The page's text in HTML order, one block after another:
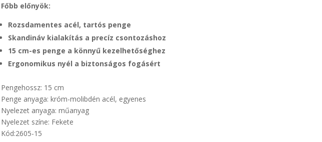
Főbb előnyök:
Rozsdamentes acél, tartós penge
Skandináv kialakítás a precíz csontozáshoz
15 cm-es penge a könnyű kezelhetőséghez
Ergonomikus nyél a biztonságos fogásért
Pengehossz: 15 cm
Penge anyaga: króm-molibdén acél, egyenes
Nyelezet anyaga: műanyag
Nyelezet színe: Fekete
Kód:2605-15